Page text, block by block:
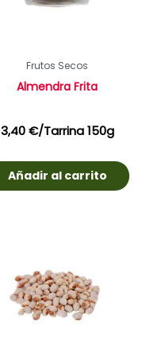
Frutos Secos
Almendra Frita
3,40€/Tarrina 150g
Añadir al carrito